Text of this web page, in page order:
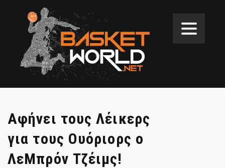
Αφήνει τους Λέικερς
για τους Ουόριορς ο
ΛεΜπρόν Τζέιμς!